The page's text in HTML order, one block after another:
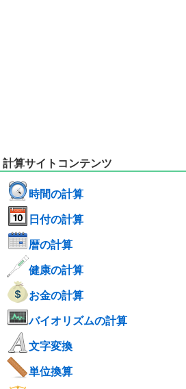
計算サイトコンテンツ
時間の計算
日付の計算
暦の計算
健康の計算
お金の計算
バイオリズムの計算
文字変換
単位換算